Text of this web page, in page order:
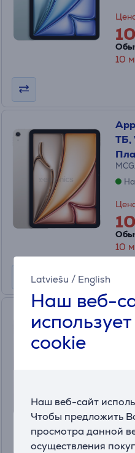
Latviešu / English
Наш веб-
cookie
Наш веб-сайт
Чтобы предложить
просмотра данной
осуществления
10
ТБ,
10
ТБ,
10